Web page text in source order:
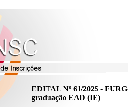
EDITAL Nº 61/2025 -
graduação EAD (IE)